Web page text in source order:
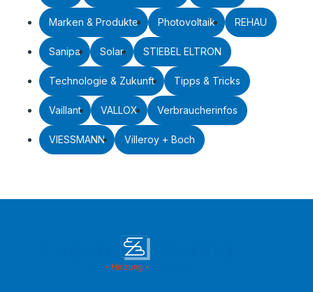
Marken & Produkte Photovoltaik REHAU
Sanipa Solar STIEBEL ELTRON
Technologie & Zukunft Tipps & Tricks
Vaillant VALLOX Verbraucherinfos
VIESSMANN Villeroy + Boch